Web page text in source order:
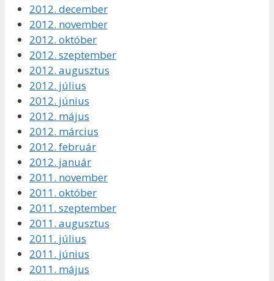
2012. december
2012. november
2012. október
2012. szeptember
2012. augusztus
2012. július
2012. június
2012. május
2012. március
2012. február
2012. január
2011. november
2011. október
2011. szeptember
2011. augusztus
2011. július
2011. június
2011. május